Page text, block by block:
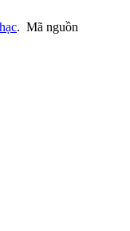
. Mã nguồn